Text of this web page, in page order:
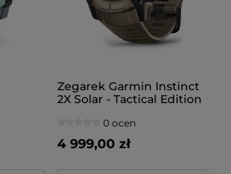
Zegarek Garmin Instinct
2X Solar - Tactical Edition
0 ocen
4 999,00 zł